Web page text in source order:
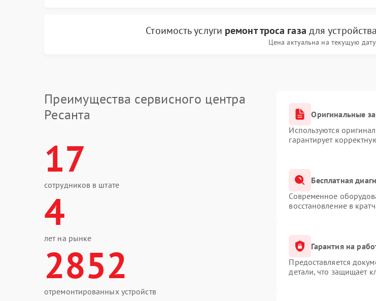
Стоимость услуги ремонт троса газа для
Цена актуальна на текущую
Преимущества сервисного центра
Ресанта
17
сотрудников в штате
4
лет на рынке
2852
отремонтированных устройств
Оригинальные
Используются
гарантирует
Бесплатная
Современное
восстановление в
Гарантия на
Предоставляется
детали, что защищает